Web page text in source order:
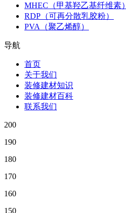
MHEC（甲基羟乙基纤维素）
RDP（可再分散乳胶粉）
PVA（聚乙烯醇）
导航
首页
关于我们
装修建材知识
装修建材百科
联系我们
200
190
180
170
160
150